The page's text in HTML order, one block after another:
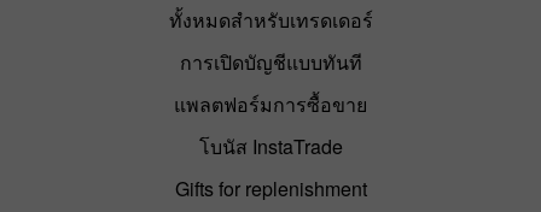
ทั้งหมดสำหรับเทรดเดอร์
การเปิดบัญชีแบบทันที
แพลตฟอร์มการซื้อขาย
โบนัส InstaTrade
Gifts for replenishment